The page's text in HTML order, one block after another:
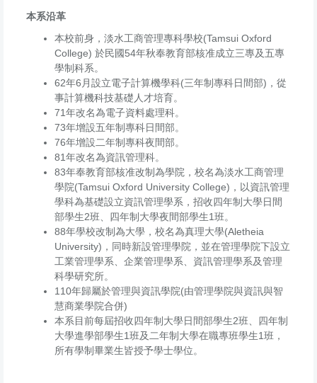
本系沿革
本校前身，淡水工商管理專科學校(Tamsui Oxford
College) 於民國54年秋奉教育部核准成立三專及五專
學制科系。
62年6月設立電子計算機學科(三年制專科日間部)，從
事計算機科技基礎人才培育。
71年改名為電子資料處理科。
73年增設五年制專科日間部。
76年增設二年制專科夜間部。
81年改名為資訊管理科。
83年奉教育部核准改制為學院，校名為淡水工商管理
學院(Tamsui Oxford University College)，以資訊管理
學科為基礎設立資訊管理學系，招收四年制大學日間
部學生2班、四年制大學夜間部學生1班。
88年學校改制為大學，校名為真理大學(Aletheia
University)，同時新設管理學院，並在管理學院下設立
工業管理學系、企業管理學系、資訊管理學系及管理
科學研究所。
110年歸屬於管理與資訊學院(由管理學院與資訊與智
慧商業學院合併)
本系目前每屆招收四年制大學日間部學生2班、四年制
大學進學部學生1班及二年制大學在職專班學生1班，
所有學制畢業生皆授予學士學位。